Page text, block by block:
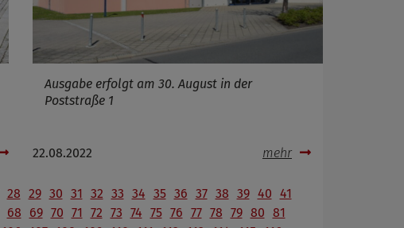
Ausgabe erfolgt am 30. August in der
Poststraße 1
22.08.2022 mehr
28 29 30 31 32 33 34 35 36 37 38 39 40 41
68 69 70 71 72 73 74 75 76 77 78 79 80 81